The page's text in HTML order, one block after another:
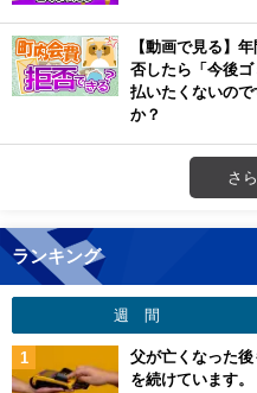
【動画で見る】
否したら「今後
払いたくないの
か？
さ
ランキング
週 間
父が亡くなった
を続けています